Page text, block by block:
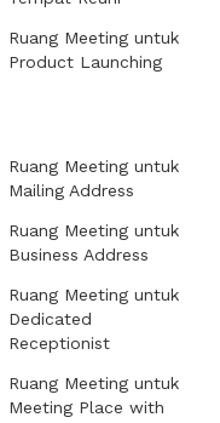
Ruang Meeting untuk
Product Launching
Ruang Meeting untuk
Mailing Address
Ruang Meeting untuk
Business Address
Ruang Meeting untuk
Dedicated
Receptionist
Ruang Meeting untuk
Meeting Place with